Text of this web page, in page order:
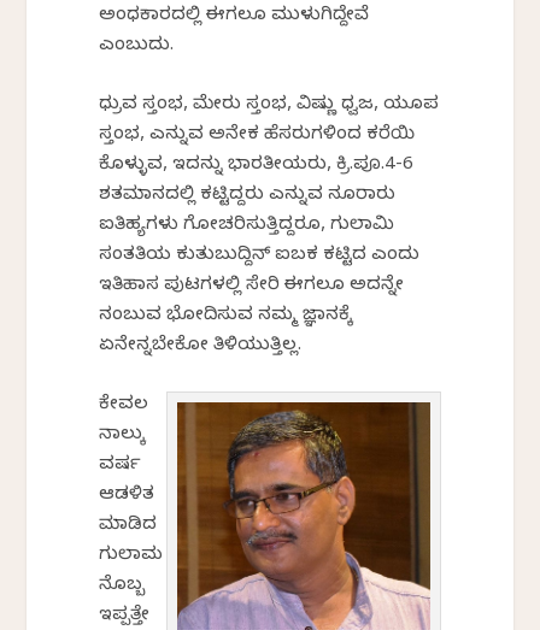
ಅಂಧಕಾರದಲ್ಲಿ ಈಗಲೂ ಮುಳುಗಿದ್ದೇವೆ
ಎಂಬುದು.
ಧ್ರುವ ಸ್ತಂಭ, ಮೇರು ಸ್ತಂಭ, ವಿಷ್ಣು ಧ್ವಜ, ಯೂಪ
ಸ್ತಂಭ, ಎನ್ನುವ ಅನೇಕ ಹೆಸರುಗಳಿಂದ ಕರೆಯಿಸಿ
ಕೊಳ್ಳುವ, ಇದನ್ನು ಭಾರತೀಯರು, ಕ್ರಿ.ಪೂ.4-6
ಶತಮಾನದಲ್ಲಿ ಕಟ್ಟಿದ್ದರು ಎನ್ನುವ ನೂರಾರು
ಐತಿಹ್ಯಗಳು ಗೋಚರಿಸುತ್ತಿದ್ದರೂ, ಗುಲಾಮಿ
ಸಂತತಿಯ ಕುತುಬುದ್ದಿನ್ ಐಬಕ ಕಟ್ಟಿದ ಎಂದು
ಇತಿಹಾಸ ಪುಟಗಳಲ್ಲಿ ಸೇರಿಸಿ ಈಗಲೂ ಅದನ್ನೇ
ನಂಬುವ ಭೋದಿಸುವ ನಮ್ಮ ಜ್ಞಾನಕ್ಕೆ
ಏನೇನ್ನಬೇಕೋ ತಿಳಿಯುತ್ತಿಲ್ಲ.
ಕೇವಲ
ನಾಲ್ಕು
ವರ್ಷ
ಆಡಳಿತ
ಮಾಡಿದ
ಗುಲಾಮ
ನೊಬ್ಬ
ಇಪ್ಪತ್ತೇ